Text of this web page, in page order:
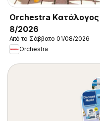
Orchestra Kατάλογος
8/2026
Από το Σάββατο 01/08/2026
Orchestra